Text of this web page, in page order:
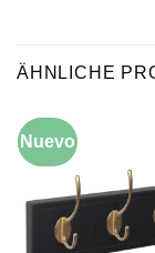
ÄHNLICHE
-10%
Nuevo